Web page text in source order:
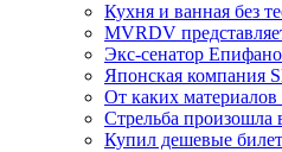
Кухня и ванная без
MVRDV
Экс-сенатор
Японская компания
От каких материалов
Стрельба произошла
Купил дешевые